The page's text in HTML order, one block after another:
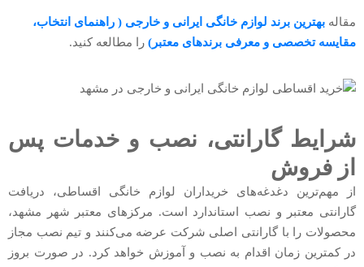
مقاله بهترین برند لوازم خانگی ایرانی و خارجی ( راهنمای انتخاب،
مقایسه تخصصی و معرفی برندهای معتبر) را مطالعه کنید.
شرایط گارانتی، نصب و خدمات پس
از فروش
از مهم‌ترین دغدغه‌های خریداران لوازم خانگی اقساطی، دریافت
گارانتی معتبر و نصب استاندارد است. مرکزهای معتبر شهر مشهد،
محصولات را با گارانتی اصلی شرکت عرضه می‌کنند و تیم نصب مجاز
در کمترین زمان اقدام به نصب و آموزش خواهد کرد. در صورت بروز